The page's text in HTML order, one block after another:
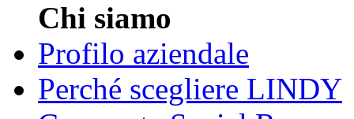
Chi siamo
Profilo aziendale
Perché scegliere LINDY